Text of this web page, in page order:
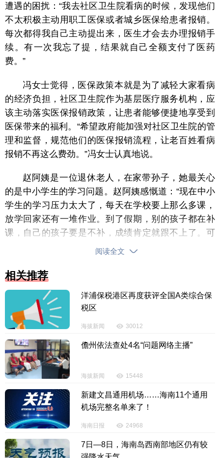
遭遇的困扰：“我去社区卫生院看病的时候，发现他们
不太积极主动用职工医保或者城乡医保给患者报销。
每次都得我自己主动提出来，医生才会去办理报销手
续。有一次我忘了提，结果就自己全额支付了医药
费。”
冯女士觉得，医保政策本就是为了减轻大家看病
的经济负担，社区卫生院作为基层医疗服务机构，应
该主动落实医保报销政策，让患者能够便捷地享受到
医保带来的福利。“希望政府能加强对社区卫生院的管
理和监督，规范他们的医保报销流程，让老百姓看病
报销不再这么费劲。”冯女士认真地说。
赵阿姨是一位退休老人，在家带孙子，她最关心
的是中小学生的学习问题。赵阿姨感慨道：“现在中小
学生的学习压力太大了，每天在学校要上那么多课，
放学回家还有一堆作业。到了假期，别的孩子都在补
课，自己的孩子要是不补，成绩肯定就跟不上了。可
这样下去，孩子们哪有时间休息和玩耍啊，长期处于
赵阿姨认为，学校应该承担起更多的教学责任，
提高课堂教学效率，让学生在课堂上就能掌握好知
识，而不是把学习的压力都转移到课外。“希望学校能
加强教学管理，合理安排课程和作业量，让孩子们在
轻松愉快的氛围中学习。也希望教育部门能出台相关
政策，规范校外补课市场，别让孩子们这么累。”赵阿
姨满怀期待地说。
程先生是一名私家车主，停车难和停车贵的问题
让他十分头疼。“在海口，免费的停车位太难找了，每
次出门办事，光找停车位就得花不少时间。有时候实
场的收费标准又不一样，有的按小时收费，有的按次
阅读全文
相关推荐
洋浦保税港区再度获评全国A类综合保
税区
海拔新闻 30012
儋州依法查处4名“问题网络主播”
海拔新闻 15448
新建文昌通用机场……海南11个通用
机场完整名单来了！
海南日报 24968
7日—8日，海南岛西南部地区仍有较